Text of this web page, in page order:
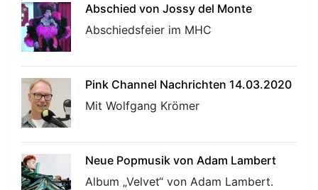
Abschied von Jossy del Monte
Abschiedsfeier im MHC
Pink Channel Nachrichten 14.03.2020
Mit Wolfgang Krömer
Neue Popmusik von Adam Lambert
Album „Velvet“ von Adam Lambert.